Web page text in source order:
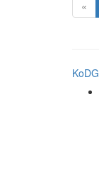
«
KoDG